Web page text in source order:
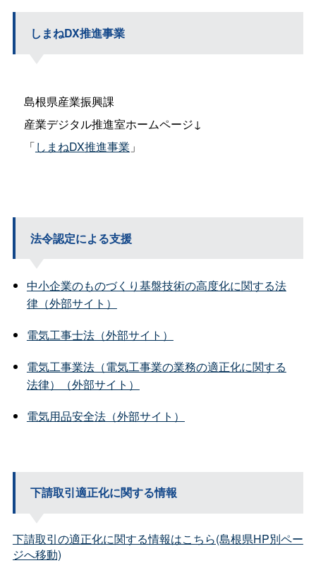
しまねDX推進事業
島根県産業振興課
産業デジタル推進室ホームページ↓
「しまねDX推進事業 」
法令認定による支援
中小企業のものづくり基盤技術の高度化に関する法
律（外部サイト）
電気工事士法（外部サイト）
電気工事業法（電気工事業の業務の適正化に関する
法律）（外部サイト）
電気用品安全法（外部サイト）
下請取引適正化に関する情報
下請取引の適正化に関する情報はこちら(島根県HP別ペー
ジへ移動)